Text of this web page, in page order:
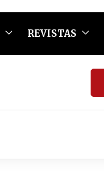
REVISTAS